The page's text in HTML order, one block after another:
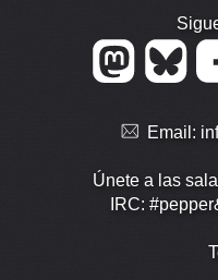
Email:
Únete a las
IRC: